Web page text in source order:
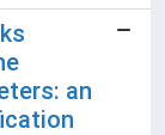
an